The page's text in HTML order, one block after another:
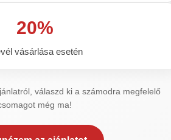
Vény nélkül
20%
vásárlása esetén
válaszd ki a számodra megfelelő
még ma!